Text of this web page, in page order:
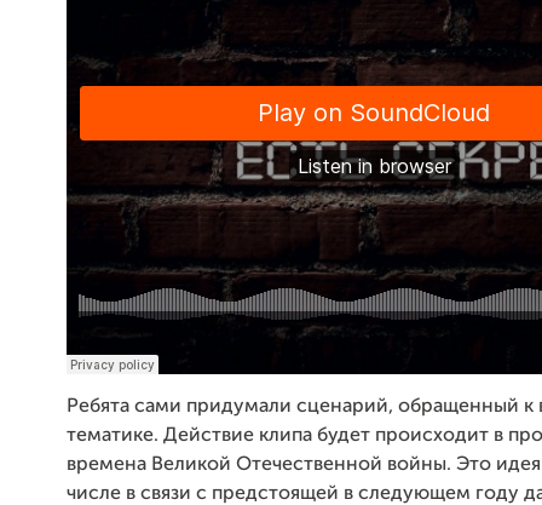
Ребята сами придумали сценарий, обращенный к
тематике. Действие клипа будет происходит в
времена Великой Отечественной войны. Это
числе в связи с предстоящей в следующем году